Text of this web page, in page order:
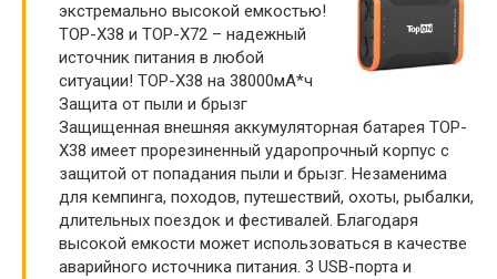
экстремально высокой емкостью!
TOP-X38 и TOP-X72 – надежный
источник питания в любой
ситуации! TOP-X38 на 38000мА*ч
Защита от пыли и брызг
Защищенная внешняя аккумуляторная батарея TOP-
X38 имеет прорезиненный ударопрочный корпус с
защитой от попадания пыли и брызг. Незаменима
для кемпинга, походов, путешествий, охоты, рыбалки,
длительных поездок и фестивалей. Благодаря
высокой емкости может использоваться в качестве
аварийного источника питания. 3 USB-порта и